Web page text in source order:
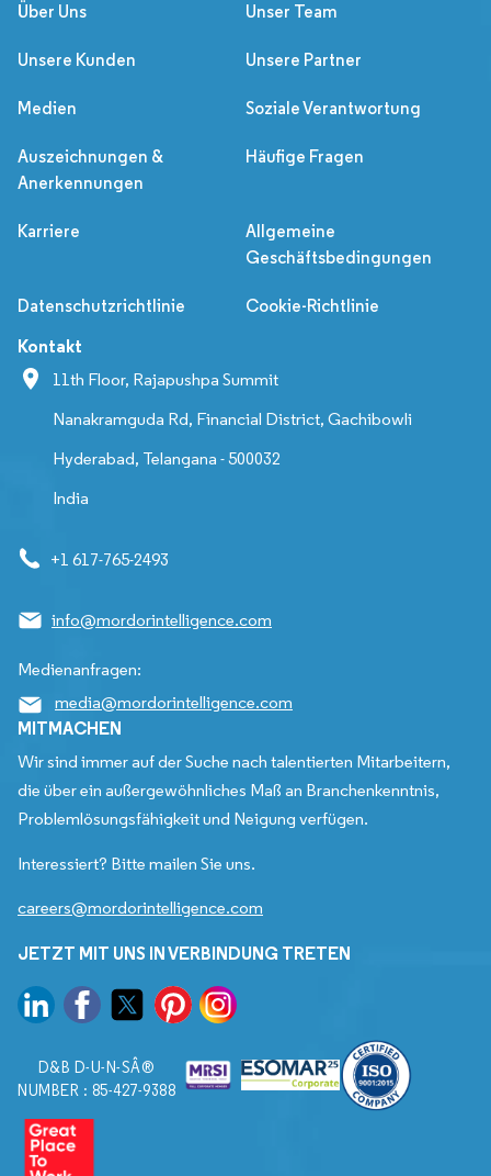
Über Uns Unser Team
Unsere Kunden Unsere Partner
Medien Soziale Verantwortung
Auszeichnungen &
Anerkennungen
Häufige Fragen
Karriere
Allgemeine
Geschäftsbedingungen
Datenschutzrichtlinie Cookie-Richtlinie
Kontakt
11th Floor, Rajapushpa Summit
Nanakramguda Rd, Financial District, Gachibowli
Hyderabad, Telangana - 500032
India
+1 617-765-2493
info@mordorintelligence.com
Medienanfragen:
media@mordorintelligence.com
MITMACHEN
Wir sind immer auf der Suche nach talentierten Mitarbeitern,
die über ein außergewöhnliches Maß an Branchenkenntnis,
Problemlösungsfähigkeit und Neigung verfügen.
Interessiert? Bitte mailen Sie uns.
careers@mordorintelligence.com
JETZT MIT UNS IN VERBINDUNG TRETEN
D&B D-U-N-SÂ®
NUMBER : 85-427-9388